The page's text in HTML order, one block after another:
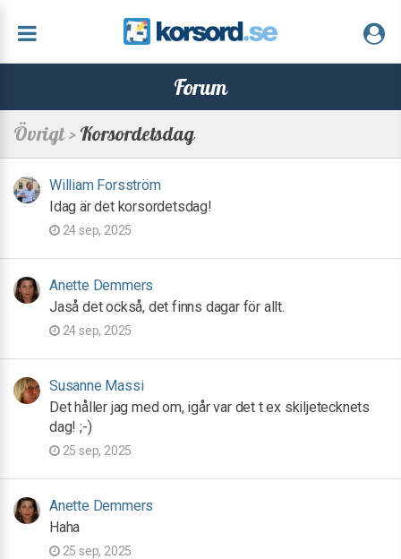
Forum
Övrigt >Korsordetsdag
William Forsström
Idag är det korsordetsdag!
24 sep, 2025
Anette Demmers
Jaså det också, det finns dagar för allt.
24 sep, 2025
Susanne Massi
Det håller jag med om, igår var det t ex skiljetecknets
dag! ;-)
25 sep, 2025
Anette Demmers
Haha
25 sep, 2025